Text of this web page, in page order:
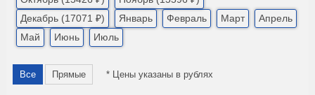
Декабрь (17071 ₽)
Январь Февраль Март
Апрель
Май
Июнь Июль
Все Прямые * Цены указаны в рублях